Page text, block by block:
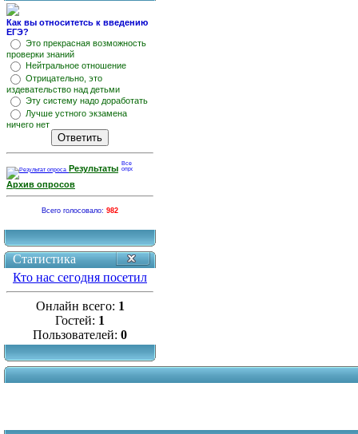
Как вы относитетсь к введению
ЕГЭ?
Это прекрасная возможность
проверки знаний
Нейтральное отношение
Отрицательно, это
издевательство над детьми
Эту систему надо доработать
Лучше устного экзамена
ничего нет
Результаты
Архив опросов
Всего голосовало: 982
Статистика
Кто нас сегодня посетил
Онлайн всего: 1
Гостей: 1
Пользователей: 0